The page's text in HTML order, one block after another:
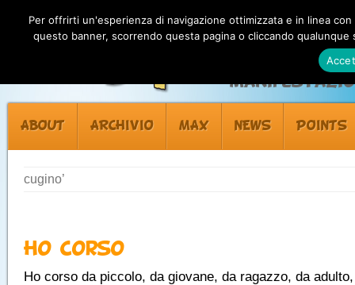
ABOUT ARCHIVIO MAX NEWS POINTS
cugino’
Ho Corso
Ho corso da piccolo, da giovane, da ragazzo, da
Per offrirti un'esperienza di navigazione ottimizzata e in linea
questo banner, scorrendo questa pagina o cliccando